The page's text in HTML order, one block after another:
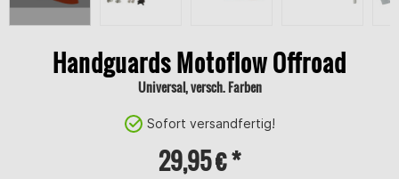
Handguards Motoflow Offroad
Universal, versch. Farben
Sofort versandfertig!
29,95 € *